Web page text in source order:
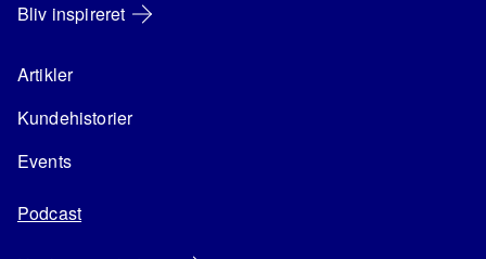
Bliv inspireret
Artikler
Kundehistorier
Events
Podcast